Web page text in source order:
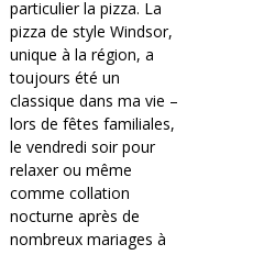
particulier la pizza. La
pizza de style Windsor,
unique à la région, a
toujours été un
classique dans ma vie –
lors de fêtes familiales,
le vendredi soir pour
relaxer ou même
comme collation
nocturne après de
nombreux mariages à